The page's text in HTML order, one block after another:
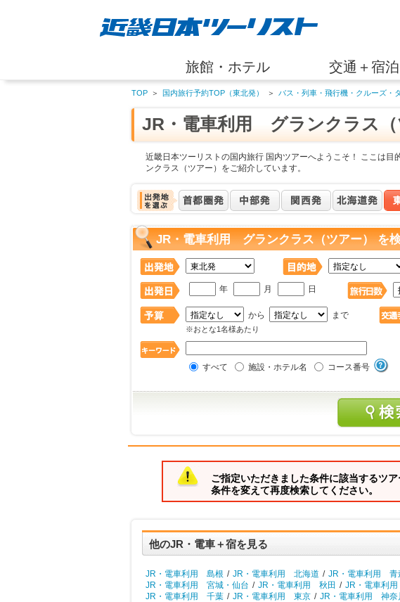
旅館・ホテル 交通＋宿泊
TOP ＞ 国内旅行予約TOP（東北発） ＞ バス・列車・飛行機・クルーズ・
JR・電車利用 グランクラス（
近畿日本ツーリストの国内旅行 国内ツアーへようこそ！ ここは
ンクラス（ツアー）をご紹介しています。
JR・電車利用 グランクラス（ツアー） を
年 月 日
から まで
※おとな1名様あたり
すべて 施設・ホテル名 コース番号
ご指定いただきました条件に該当するツア
条件を変えて再度検索してください。
他のJR・電車＋宿を見る
JR・電車利用 島根 / JR・電車利用 北海道 / JR・電車利用 青
JR・電車利用 宮城・仙台 / JR・電車利用 秋田 / JR・電車利
JR・電車利用 千葉 / JR・電車利用 東京 / JR・電車利用 神奈